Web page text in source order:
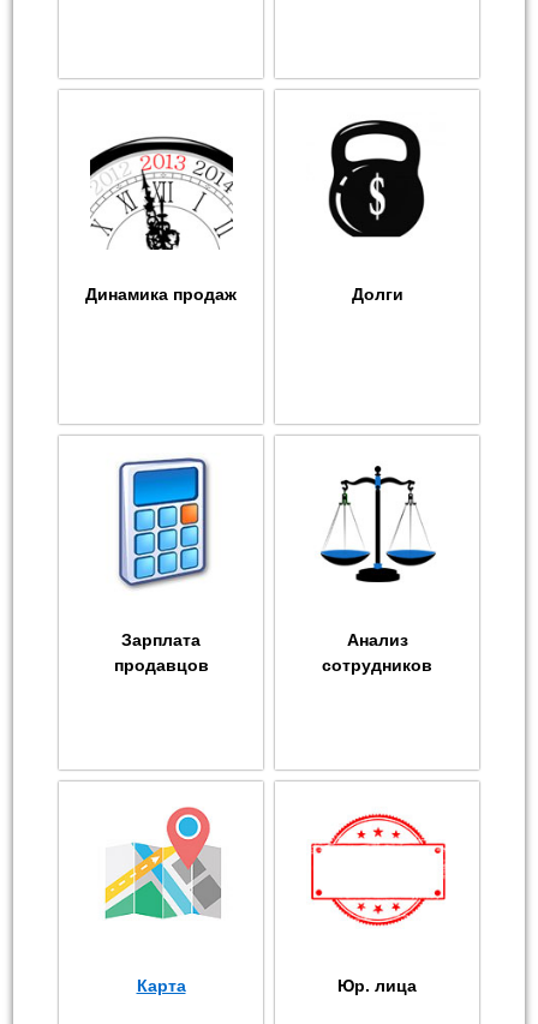
Динамика продаж Долги
Зарплата
продавцов
Анализ
сотрудников
Карта Юр. лица